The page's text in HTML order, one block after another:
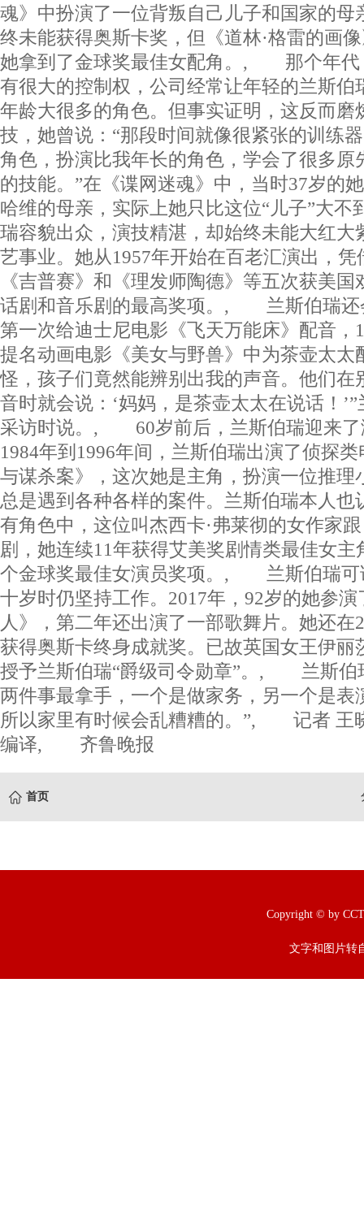
魂》中扮演了一位背叛自己儿子和国家的母
终未能获得奥斯卡奖，但《道林·格雷的画
她拿到了金球奖最佳女配角。, 那个年代
有很大的控制权，公司经常让年轻的兰斯伯
年龄大很多的角色。但事实证明，这反而磨
技，她曾说：“那段时间就像很紧张的训练
角色，扮演比我年长的角色，学会了很多原
的技能。”在《谍网迷魂》中，当时37岁的
哈维的母亲，实际上她只比这位“儿子”
瑞容貌出众，演技精湛，却始终未能大红大
艺事业。她从1957年开始在百老汇演出，
《吉普赛》和《理发师陶德》等五次获美
话剧和音乐剧的最高奖项。, 兰斯伯瑞还
第一次给迪士尼电影《飞天万能床》配音，
提名动画电影《美女与野兽》中为茶壶太太
怪，孩子们竟然能辨别出我的声音。他们在
音时就会说：‘妈妈，是茶壶太太在说话！
采访时说。, 60岁前后，兰斯伯瑞迎来了
1984年到1996年间，兰斯伯瑞出演了侦探
与谋杀案》，这次她是主角，扮演一位推理
总是遇到各种各样的案件。兰斯伯瑞本人也
有角色中，这位叫杰西卡·弗莱彻的女作家
剧，她连续11年获得艾美奖剧情类最佳女
个金球奖最佳女演员奖项。, 兰斯伯瑞可
十岁时仍坚持工作。2017年，92岁的她参
人》，第二年还出演了一部歌舞片。她还在
获得奥斯卡终身成就奖。已故英国女王伊丽
授予兰斯伯瑞“爵级司令勋章”。, 兰斯伯
两件事最拿手，一个是做家务，另一个是表
所以家里有时候会乱糟糟的。”, 记者 王
编译, 齐鲁晚报
首页
Copyright © by
文字和图片转